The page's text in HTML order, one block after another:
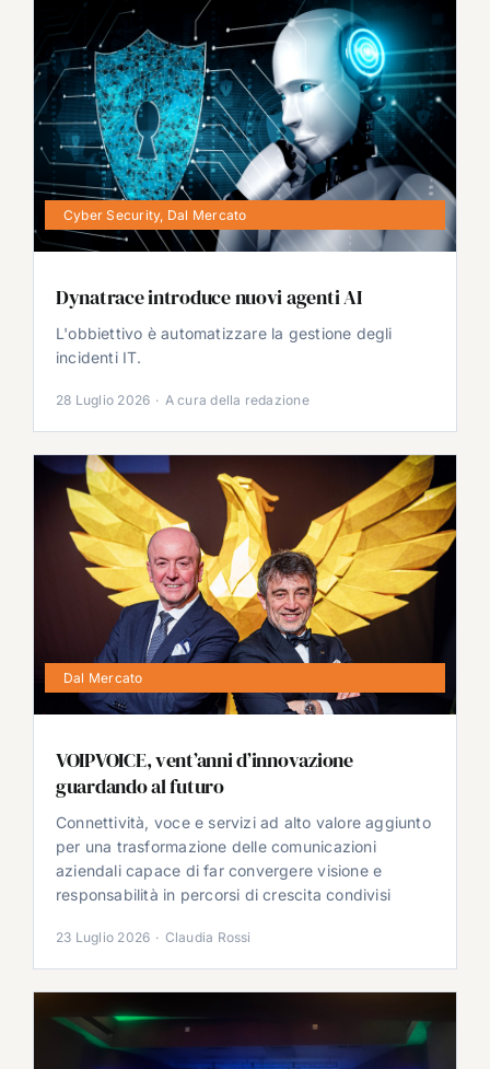
Cyber Security, Dal Mercato
Dynatrace introduce nuovi agenti AI
L'obbiettivo è automatizzare la gestione degli
incidenti IT.
28 Luglio 2026 · A cura della redazione
Dal Mercato
VOIPVOICE, vent’anni d’innovazione
guardando al futuro
Connettività, voce e servizi ad alto valore aggiunto
per una trasformazione delle comunicazioni
aziendali capace di far convergere visione e
responsabilità in percorsi di crescita condivisi
23 Luglio 2026 · Claudia Rossi